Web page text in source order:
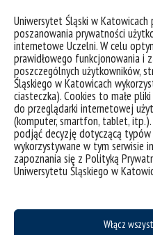
Uniwersytet Śląski w
poszanowania prywatności
internetowe Uczelni. W celu
prawidłowego funkcjonowania i
poszczególnych użytkowników,
Śląskiego w Katowicach
ciasteczka). Cookies to małe
do przeglądarki internetowej
(komputer, smartfon, tablet,
podjąć decyzję dotyczącą
wykorzystywane w tym serwisie
zapoznania się z Polityką
Uniwersytetu Śląskiego w
Włącz
się na zaproszenie
kierownika laboratorium
entomologów w Korei
częścią prestiżowego
Fellow Program of the
kategorie:aktualności
wiadomości
tagi :entomologia korea profesor